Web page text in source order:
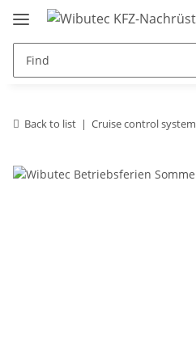
Back to list Cruise control system